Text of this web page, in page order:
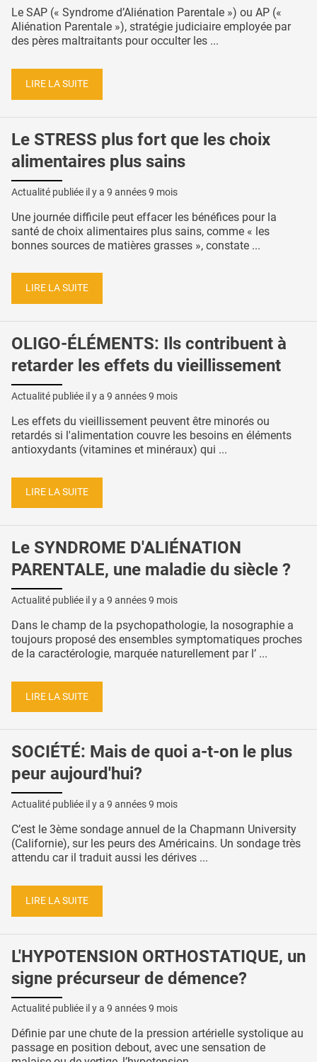
Le SAP (« Syndrome d’Aliénation Parentale ») ou AP («
Aliénation Parentale »), stratégie judiciaire employée par
des pères maltraitants pour occulter les ...
LIRE LA SUITE
Le STRESS plus fort que les choix
alimentaires plus sains
Actualité publiée il y a 9 années 9 mois
Une journée difficile peut effacer les bénéfices pour la
santé de choix alimentaires plus sains, comme « les
bonnes sources de matières grasses », constate ...
LIRE LA SUITE
OLIGO-ÉLÉMENTS: Ils contribuent à
retarder les effets du vieillissement
Actualité publiée il y a 9 années 9 mois
Les effets du vieillissement peuvent être minorés ou
retardés si l'alimentation couvre les besoins en éléments
antioxydants (vitamines et minéraux) qui ...
LIRE LA SUITE
Le SYNDROME D'ALIÉNATION
PARENTALE, une maladie du siècle ?
Actualité publiée il y a 9 années 9 mois
Dans le champ de la psychopathologie, la nosographie a
toujours proposé des ensembles symptomatiques proches
de la caractérologie, marquée naturellement par l’ ...
LIRE LA SUITE
SOCIÉTÉ: Mais de quoi a-t-on le plus
peur aujourd'hui?
Actualité publiée il y a 9 années 9 mois
C’est le 3ème sondage annuel de la Chapmann University
(Californie), sur les peurs des Américains. Un sondage très
attendu car il traduit aussi les dérives ...
LIRE LA SUITE
L'HYPOTENSION ORTHOSTATIQUE, un
signe précurseur de démence?
Actualité publiée il y a 9 années 9 mois
Définie par une chute de la pression artérielle systolique au
passage en position debout, avec une sensation de